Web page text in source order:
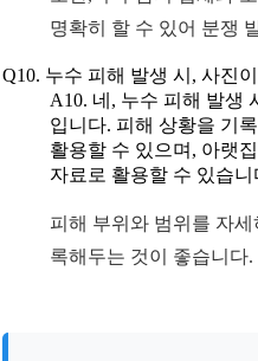
명확히 할 수 있어 분쟁
Q10. 누수 피해 발생 시, 사진
A10. 네, 누수 피해 발생
입니다. 피해 상황을 기
활용할 수 있으며, 아랫
자료로 활용할 수 있습니
피해 부위와 범위를 자세
록해두는 것이 좋습니다.